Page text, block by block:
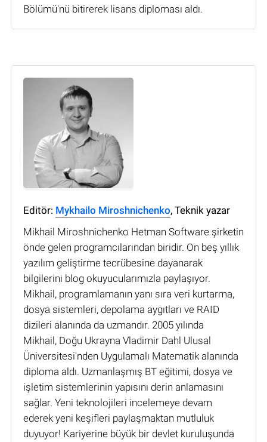
Bölümü'nü bitirerek lisans diploması aldı.
Editör: Mykhailo Miroshnichenko, Teknik yazar
Mikhail Miroshnichenko Hetman Software şirketin
önde gelen programcılarından biridir. On beş yıllık
yazılım geliştirme tecrübesine dayanarak
bilgilerini blog okuyucularımızla paylaşıyor.
Mikhail, programlamanın yanı sıra veri kurtarma,
dosya sistemleri, depolama aygıtları ve RAID
dizileri alanında da uzmandır. 2005 yılında
Mikhail, Doğu Ukrayna Vladimir Dahl Ulusal
Üniversitesi'nden Uygulamalı Matematik alanında
diploma aldı. Uzmanlaşmış BT eğitimi, dosya ve
işletim sistemlerinin yapısını derin anlamasını
sağlar. Yeni teknolojileri incelemeye devam
ederek yeni keşifleri paylaşmaktan mutluluk
duyuyor! Kariyerine büyük bir devlet kuruluşunda